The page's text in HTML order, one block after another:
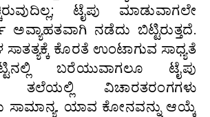
ಟೈಪು ಮಾಡುವಾಗಲೇ
ಅವ್ಯಾಹತವಾಗಿ ನಡೆದು ಬಿಟ್ಟಿರುತ್ತದೆ.
ಕೊರತೆ ಉಂಟಾಗುವ ಸಾಧ್ಯತೆ
ಬರೆಯುವಾಗಲೂ ಟೈಪು
ತಲೆಯಲ್ಲಿ ವಿಚಾರತರಂಗಗಳು
ಸಾಮಾನ್ಯ. ಯಾವ ಕೋನವನ್ನು ಆಯ್ಕೆ